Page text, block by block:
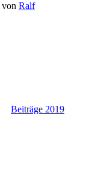
von Ralf
Beiträge 2019